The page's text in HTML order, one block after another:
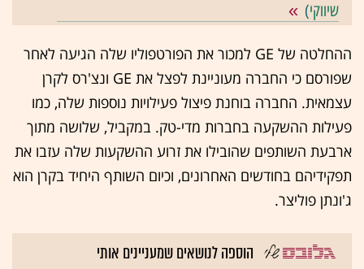
שיווקי)
ההחלטה של GE למכור את הפורטפוליו שלה הגיעה לאחר
שפורסם כי החברה מעוניינת לפצל את GE ונצ'רס לקרן
עצמאית. החברה בוחנת פיצול פעילויות נוספות שלה, כמו
פעילות ההשקעה בחברות מדי-טק. במקביל, שלושה מתוך
ארבעת השותפים שהובילו את זרוע ההשקעות שלה עזבו את
תפקידיהם בחודשים האחרונים, וכיום השותף היחיד בקרן הוא
ג'ונתן פוליצר.
הוספה לנושאים שמעניינים אותי